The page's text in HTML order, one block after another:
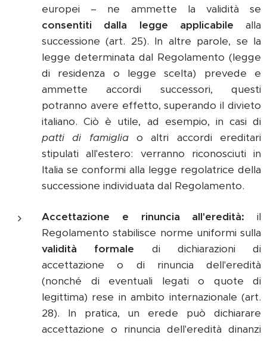
europei – ne ammette la validità se
consentiti dalla legge applicabile alla
successione (art. 25). In altre parole, se la
legge determinata dal Regolamento (legge
di residenza o legge scelta) prevede e
ammette accordi successori, questi
potranno avere effetto, superando il divieto
italiano. Ciò è utile, ad esempio, in casi di
patti di famigliao altri accordi ereditari
stipulati all'estero: verranno riconosciuti in
Italia se conformi alla legge regolatrice della
successione individuata dal Regolamento.
Accettazione e rinuncia all'eredità: il
Regolamento stabilisce norme uniformi sulla
validità formale di dichiarazioni di
accettazione o di rinuncia dell'eredità
(nonché di eventuali legati o quote di
legittima) rese in ambito internazionale (art.
28). In pratica, un erede può dichiarare
accettazione o rinuncia dell'eredità dinanzi